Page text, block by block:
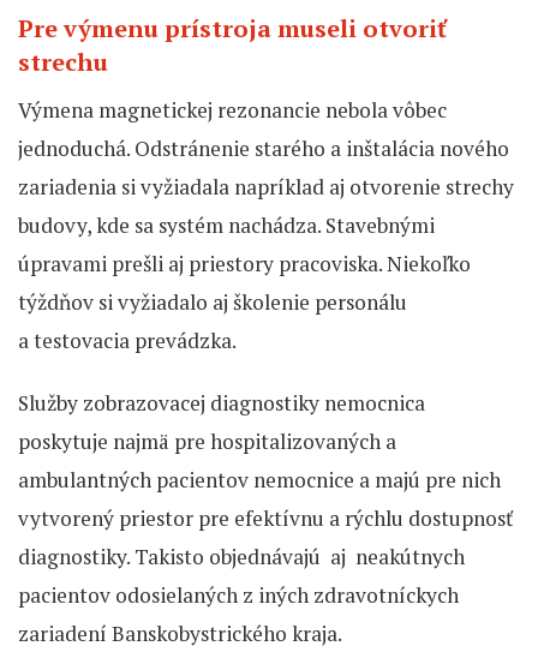
Pre výmenu prístroja museli otvoriť
strechu
Výmena magnetickej rezonancie nebola vôbec
jednoduchá. Odstránenie starého a inštalácia nového
zariadenia si vyžiadala napríklad aj otvorenie strechy
budovy, kde sa systém nachádza. Stavebnými
úpravami prešli aj priestory pracoviska. Niekoľko
týždňov si vyžiadalo aj školenie personálu
a testovacia prevádzka.
Služby zobrazovacej diagnostiky nemocnica
poskytuje najmä pre hospitalizovaných a
ambulantných pacientov nemocnice a majú pre nich
vytvorený priestor pre efektívnu a rýchlu dostupnosť
diagnostiky. Takisto objednávajú aj neakútnych
pacientov odosielaných z iných zdravotníckych
zariadení Banskobystrického kraja.